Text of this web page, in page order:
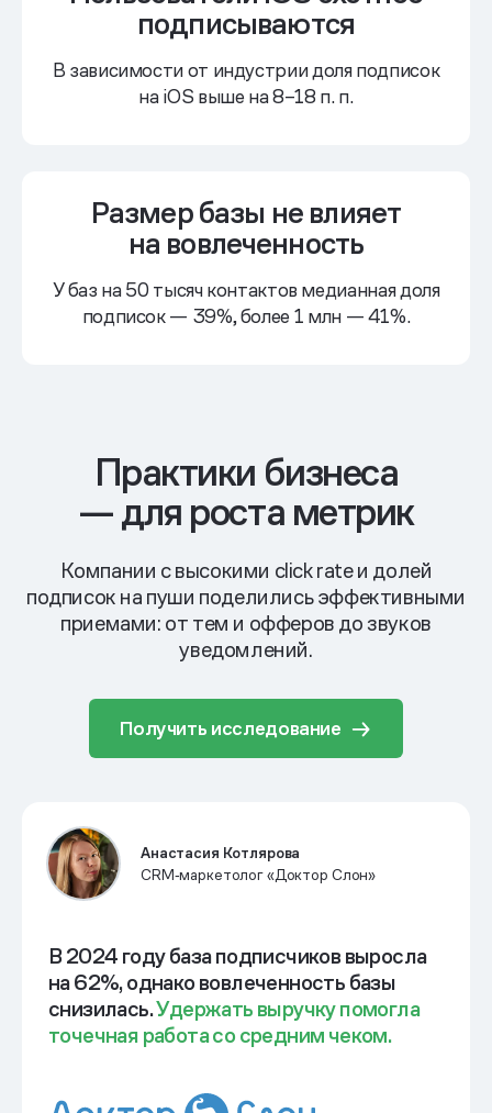
подписываются
В зависимости от индустрии доля подписок
на iOS вышена 8–18 п. п.
Размер базы не влияет
на вовлеченность
У баз на 50 тысяч контактов медианная доля
подписок — 39%, более 1 млн — 41%.
Практики бизнеса
—для роста метрик
Компании с высокими click rate и долей
подписок на пуши поделились эффективными
приемами: от тем и офферов до звуков
уведомлений.
Получить исследование
Анастасия Котлярова
CRM‑маркетолог «Доктор Слон»
В 2024 году база подписчиков выросла
на 62%, однако вовлеченность базы
снизилась.Удержать выручку помогла
точечная работа со средним чеком.